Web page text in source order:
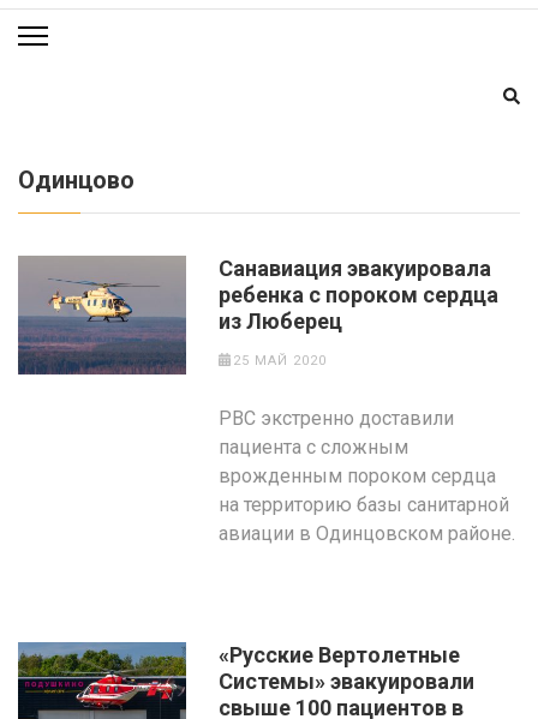
Одинцово
Санавиация эвакуировала
ребенка с пороком сердца
из Люберец
25 МАЙ 2020
РВС экстренно доставили
пациента с сложным
врожденным пороком сердца
на территорию базы санитарной
авиации в Одинцовском районе.
«Русские Вертолетные
Системы» эвакуировали
свыше 100 пациентов в